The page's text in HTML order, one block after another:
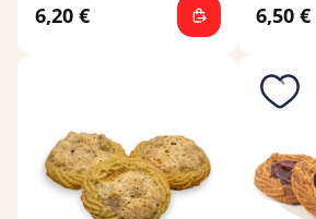
6,20 € 6,50 €